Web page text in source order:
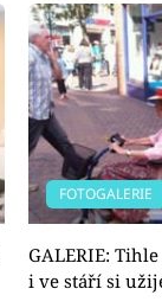
FOTOGALERIE
GALERIE:
i ve stáří si